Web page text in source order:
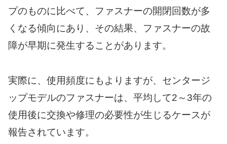
プのものに比べて、ファスナーの開閉回数が多
くなる傾向にあり、その結果、ファスナーの故
障が早期に発生することがあります。
実際に、使用頻度にもよりますが、センタージ
ップモデルのファスナーは、平均して2～3年の
使用後に交換や修理の必要性が生じるケースが
報告されています。